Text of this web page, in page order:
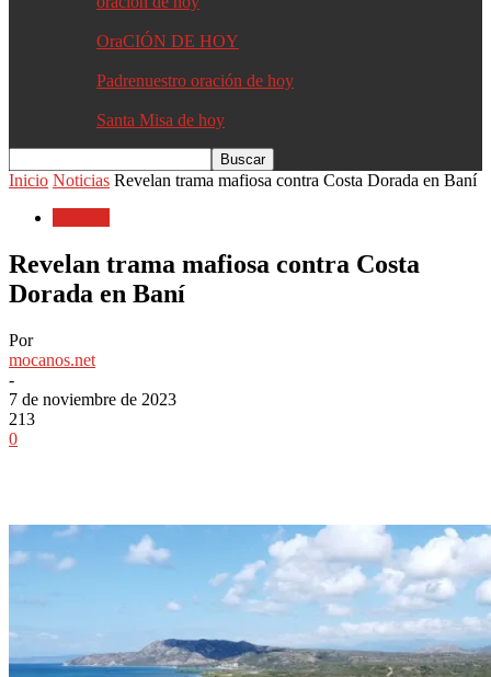
OraCIÓN DE HOY
Padrenuestro oración de hoy
Santa Misa de hoy
Inicio Noticias Revelan trama mafiosa contra Costa Dorada en Baní
Revelan trama mafiosa contra Costa
Dorada en Baní
Por
mocanos.net
-
7 de noviembre de 2023
213
0